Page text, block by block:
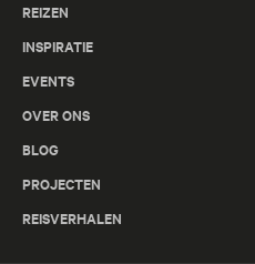
REIZEN
INSPIRATIE
EVENTS
OVER ONS
BLOG
PROJECTEN
REISVERHALEN